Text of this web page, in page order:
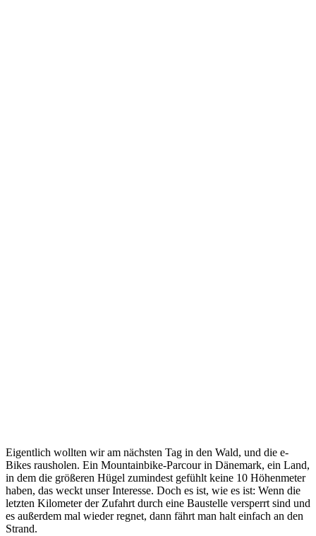
Eigentlich wollten wir am nächsten Tag in den Wald, und die e-
Bikes rausholen. Ein Mountainbike-Parcour in Dänemark, ein Land,
in dem die größeren Hügel zumindest gefühlt keine 10 Höhenmeter
haben, das weckt unser Interesse. Doch es ist, wie es ist: Wenn die
letzten Kilometer der Zufahrt durch eine Baustelle versperrt sind und
es außerdem mal wieder regnet, dann fährt man halt einfach an den
Strand.